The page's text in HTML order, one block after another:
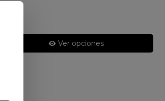
Ver opciones